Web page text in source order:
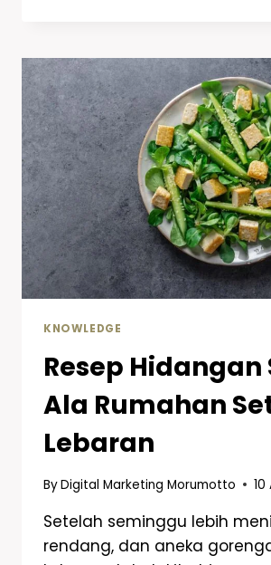
KNOWLEDGE
Resep Hidangan
Ala Rumahan
Lebaran
ByDigital Marketing Morumotto 10
Setelah seminggu lebih
rendang, dan aneka